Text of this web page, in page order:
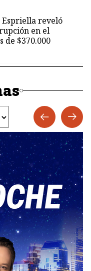
Espriella reveló
en el
de $370.000